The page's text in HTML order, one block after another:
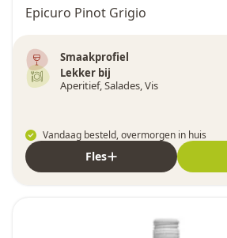
Epicuro Pinot Grigio
Smaakprofiel
Lekker bij
Aperitief, Salades, Vis
Vandaag besteld, overmorgen in huis
Fles